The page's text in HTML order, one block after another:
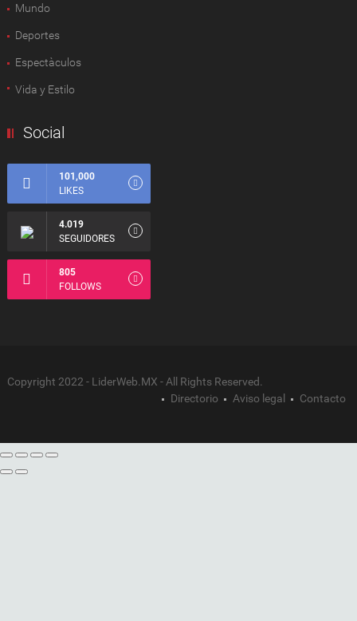
Mundo
Deportes
Espectàculos
Vida y Estilo
Social
101,000
LIKES
4.019
SEGUIDORES
805
FOLLOWS
Copyright 2022 - LiderWeb.MX - All Rights Reserved.
Directorio
Aviso legal Contacto